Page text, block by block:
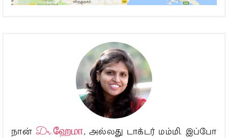
நான்Dr.ஹேமா, அல்லது டாக்டர் மம்மி. இப்போ